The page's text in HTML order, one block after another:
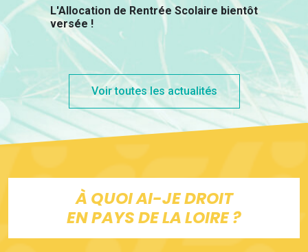
L'Allocation de Rentrée Scolaire bientôt
versée !
Voir toutes les actualités
À QUOI AI-JE DROIT
EN PAYS DE LA LOIRE ?